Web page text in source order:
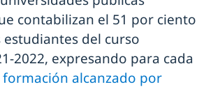
contabilizan el 51 por ciento
del curso
2022, expresando para cada
alcanzado por